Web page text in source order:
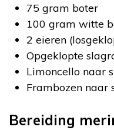
75 gram boter
100 gram witte
2 eieren
Opgeklopte
Limoncello naar
Frambozen naar
Bereiding